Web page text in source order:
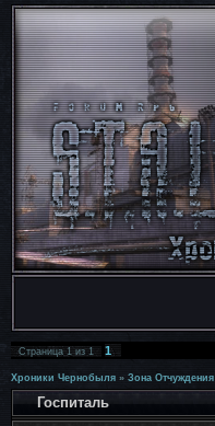
Страница1из1 1
Хроники Чернобыля » Зона Отчуждения
Госпиталь